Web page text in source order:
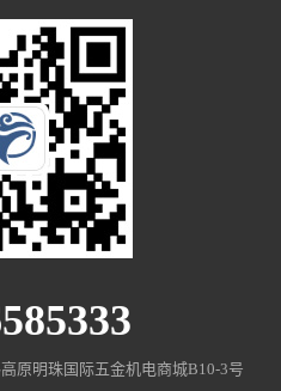
原明珠国际五金机电商城B10-3号